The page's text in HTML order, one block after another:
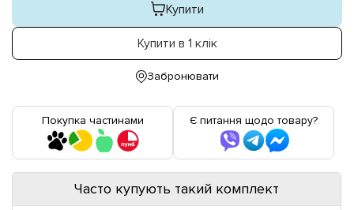
Купити
Купити в 1 клік
Забронювати
Покупка частинами Є питання щодо товару?
Часто купують такий комплект